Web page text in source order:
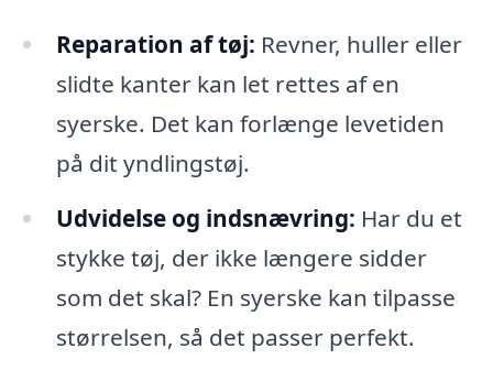
Reparation af tøj: Revner, huller eller
slidte kanter kan let rettes af en
syerske. Det kan forlænge levetiden
på dit yndlingstøj.
Udvidelse og indsnævring: Har du et
stykke tøj, der ikke længere sidder
som det skal? En syerske kan tilpasse
størrelsen, så det passer perfekt.